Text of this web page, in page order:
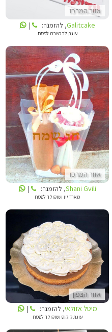
אזור המרכז
Galitcake, להזמנה: |
עוגת לב כשרה לפסח
אזור המרכז
SHANI GVILI
Shani Gvili, להזמנה: |
מארז יין ושוקולד לפסח
אזור הצפון
מיטל אזולאי
מיטל אזולאי, להזמנה: |
עוגת קוקוס ושוקולד לפסח